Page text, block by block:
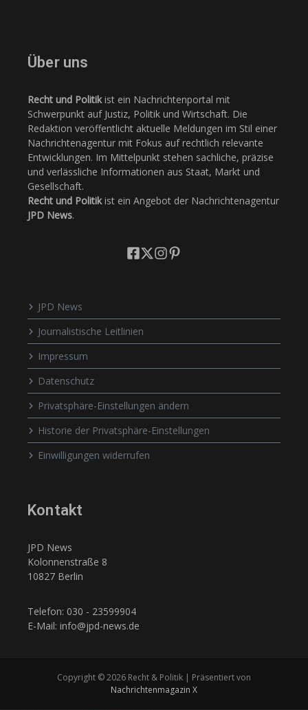
Über uns
Recht und Politikist ein Nachrichtenportal mit
Schwerpunkt auf Justiz, Politik und Wirtschaft. Die
Redaktion veröffentlicht aktuelle Meldungen im Stil einer
Nachrichtenagentur mit Fokus auf rechtlich relevante
Entwicklungen. Im Mittelpunkt stehen sachliche, präzise
und verlässliche Informationen aus Staat, Markt und
Gesellschaft.
Recht und Politikist ein Angebot der Nachrichtenagentur
JPD News.
JPD News
Journalistische Leitlinien
Impressum
Datenschutz
Privatsphäre-Einstellungen ändern
Historie der Privatsphäre-Einstellungen
Einwilligungen widerrufen
Kontakt
JPD News
Kolonnenstraße 8
10827 Berlin
Telefon: 030 - 23599904
E-Mail: info@jpd-news.de
Copyright © 2026 Recht & Politik | Präsentiert von
Nachrichtenmagazin X